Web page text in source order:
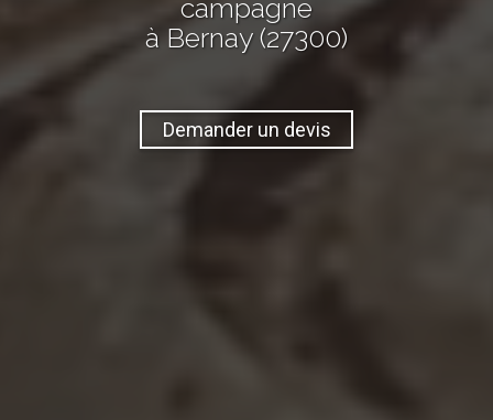
campagne
à Bernay (27300)
Demander un devis